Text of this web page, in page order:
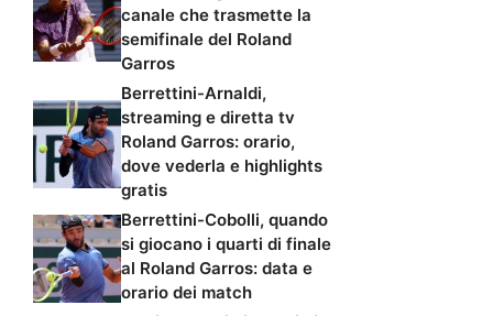
canale che trasmette la
semifinale del Roland
Garros
Berrettini-Arnaldi,
streaming e diretta tv
Roland Garros: orario,
dove vederla e highlights
gratis
Berrettini-Cobolli, quando
si giocano i quarti di finale
al Roland Garros: data e
orario dei match